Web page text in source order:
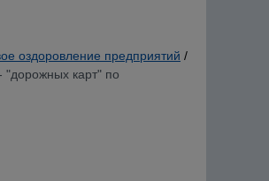
оздоровление предприятий /
"дорожных карт" по